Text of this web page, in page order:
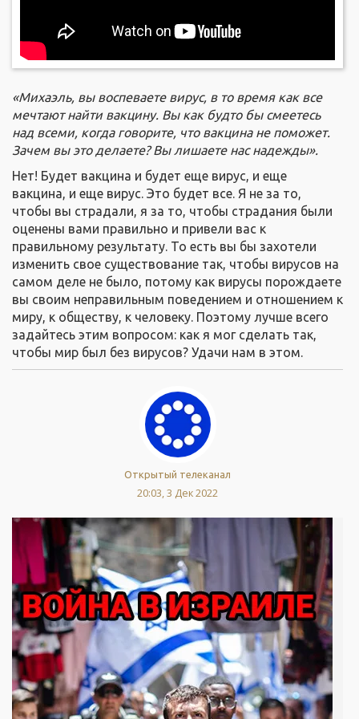
«Михаэль, вы воспеваете вирус, в то время как все
мечтают найти вакцину. Вы как будто бы смеетесь
над всеми, когда говорите, что вакцина не поможет.
Зачем вы это делаете? Вы лишаете нас надежды».
Нет! Будет вакцина и будет еще вирус, и еще
вакцина, и еще вирус. Это будет все. Я не за то,
чтобы вы страдали, я за то, чтобы страдания были
оценены вами правильно и привели вас к
правильному результату. То есть вы бы захотели
изменить свое существование так, чтобы вирусов на
самом деле не было, потому как вирусы порождаете
вы своим неправильным поведением и отношением к
миру, к обществу, к человеку. Поэтому лучше всего
задайтесь этим вопросом: как я мог сделать так,
чтобы мир был без вирусов? Удачи нам в этом.
Открытый телеканал
20:03, 3 Дек 2022